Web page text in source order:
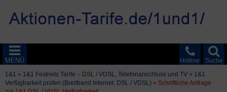
Suche
Hotline
MENÜ
1&1 » 1&1 Festnetz Tarife – DSL / VDSL, Telefonanschluss und TV » 1&1
Verfügbarkeit prüfen (Breitband Internet: DSL / VDSL) » Schriftliche Anfrage